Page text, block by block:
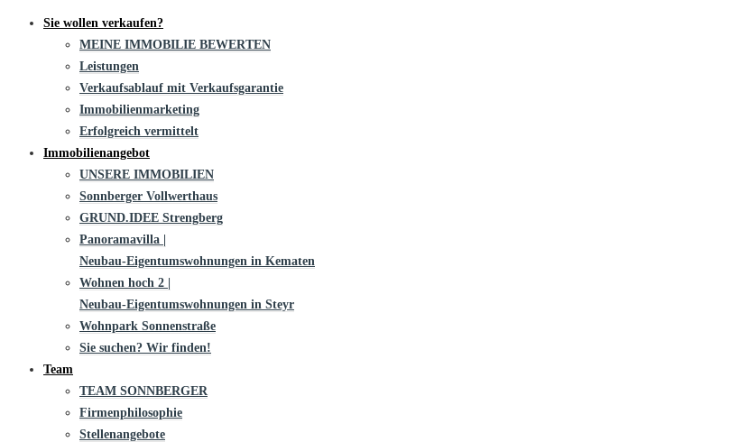
Sie wollen verkaufen?
MEINE IMMOBILIE BEWERTEN
Leistungen
Verkaufsablauf mit Verkaufsgarantie
Immobilienmarketing
Erfolgreich vermittelt
Immobilienangebot
UNSERE IMMOBILIEN
Sonnberger Vollwerthaus
GRUND.IDEE Strengberg
Panoramavilla |
Neubau-Eigentums­­wohnungen in Kematen
Wohnen hoch 2 |
Neubau-Eigentumswohnungen in Steyr
Wohnpark Sonnenstraße
Sie suchen? Wir finden!
Team
TEAM SONNBERGER
Firmenphilosophie
Stellenangebote